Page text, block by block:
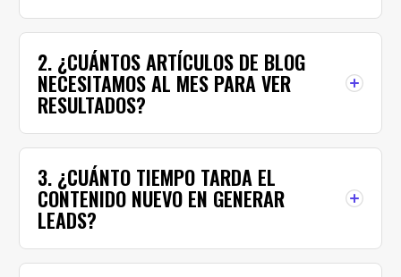
2. ¿CUÁNTOS ARTÍCULOS DE BLOG
NECESITAMOS AL MES PARA VER
RESULTADOS?
3. ¿CUÁNTO TIEMPO TARDA EL
CONTENIDO NUEVO EN GENERAR
LEADS?